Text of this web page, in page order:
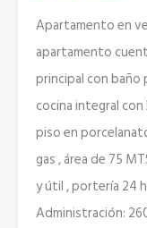
Apartamento en
apartamento
principal con baño
cocina integral con
piso en
gas , área de 75
y útil , portería 24
Administración: